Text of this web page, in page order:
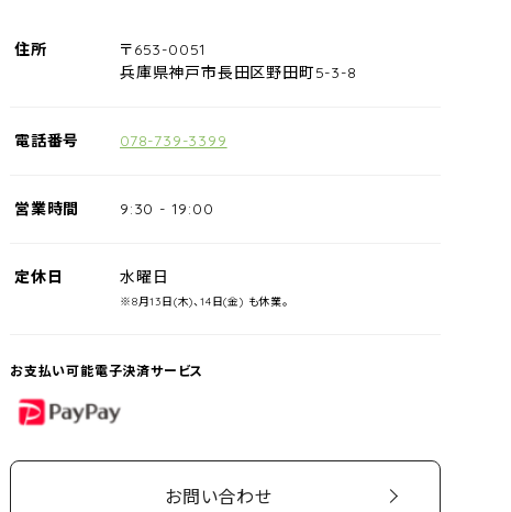
住所
〒653-0051
兵庫県神戸市長田区野田町5-3-8
電話番号 078-739-3399
営業時間 9:30 - 19:00
定休日 水曜日
※8月13日(木)、14日(金) も休業。
お支払い可能電子決済サービス
PayPay
お問い合わせ